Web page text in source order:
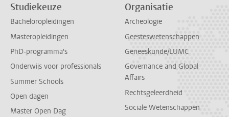
Studiekeuze
Bacheloropleidingen
Masteropleidingen
PhD-programma's
Onderwijs voor professionals
Summer Schools
Open dagen
Master Open Dag
Organisatie
Archeologie
Geesteswetenschappen
Geneeskunde/LUMC
Governance and Global
Affairs
Rechtsgeleerdheid
Sociale Wetenschappen